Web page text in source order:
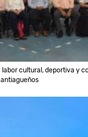
labor cultural, deportiva y